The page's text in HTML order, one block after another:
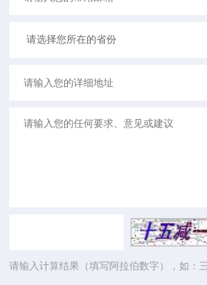
请输入计算结果（填写阿拉伯数字），如：